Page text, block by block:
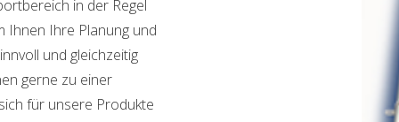
in der Regel
Ihnen Ihre Planung und
und gleichzeitig
gerne zu einer
für unsere Produkte